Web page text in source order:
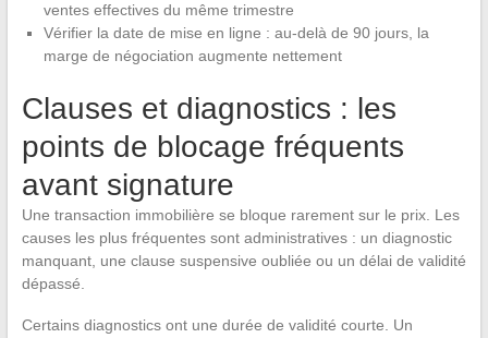
ventes effectives du même trimestre
Vérifier la date de mise en ligne : au-delà de 90 jours, la
marge de négociation augmente nettement
Clauses et diagnostics : les
points de blocage fréquents
avant signature
Une transaction immobilière se bloque rarement sur le prix. Les
causes les plus fréquentes sont administratives : un diagnostic
manquant, une clause suspensive oubliée ou un délai de validité
dépassé.
Certains diagnostics ont une durée de validité courte. Un